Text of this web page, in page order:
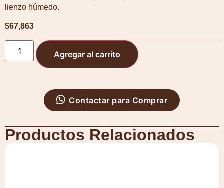
lienzo húmedo.
$67,863
Agregar al carrito
Contactar para Comprar
Productos Relacionados